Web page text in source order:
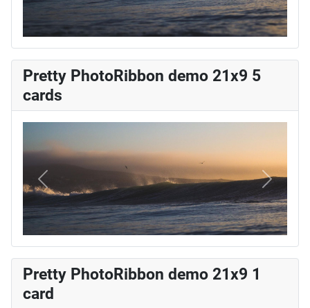
Pretty PhotoRibbon demo 21x9 5
cards
Vorige
Pretty PhotoRibbon demo 21x9 1
card